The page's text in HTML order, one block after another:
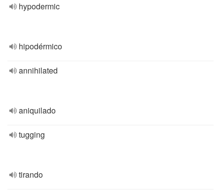
hypodermic
hipodérmico
annihilated
aniquilado
tugging
tirando